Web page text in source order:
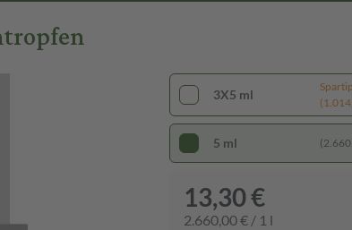
3X5 ml
5 ml
13,30 €
2.660,00 € / 1 l